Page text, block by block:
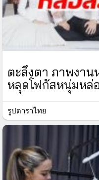
ตะลึงตา ภาพงาน
หลุดโฟกัสหนุ่มหล่
รูปดาราไทย